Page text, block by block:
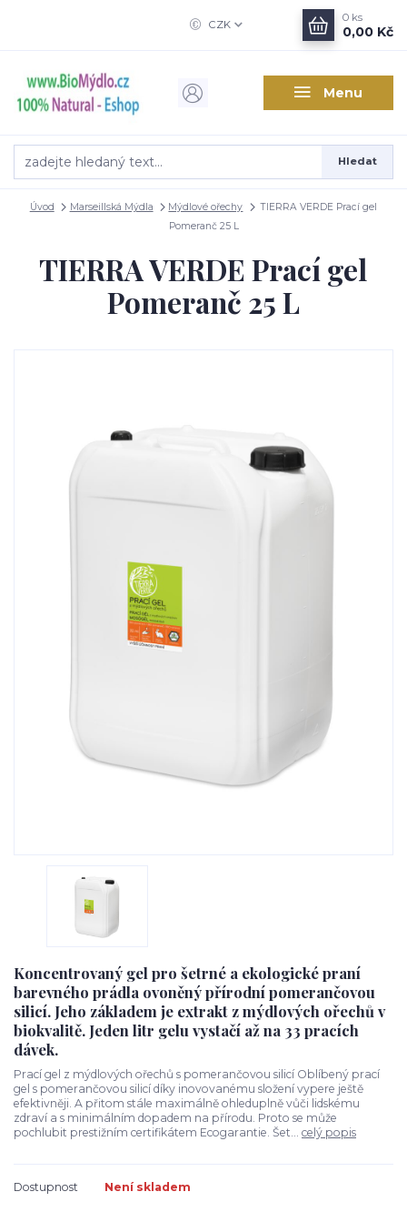
Menu
CZK
Hledat
0 ks
0,00 Kč
Úvod Marseillská Mýdla Mýdlové ořechy
TIERRA VERDE Prací gel
Pomeranč 25 L
TIERRA VERDE Prací gel
Pomeranč 25 L
Koncentrovaný gel pro šetrné a ekologické praní
barevného prádla ovoněný přírodní pomerančovou
silicí. Jeho základem je extrakt z mýdlových ořechů v
biokvalitě. Jeden litr gelu vystačí až na 33 pracích
dávek.
Prací gel z mýdlových ořechů s pomerančovou silicí Oblíbený prací
gel s pomerančovou silicí díky inovovanému složení vypere ještě
efektivněji. A přitom stále maximálně ohleduplně vůči lidskému
zdraví a s minimálním dopadem na přírodu. Proto se může
pochlubit prestižním certifikátem Ecogarantie. Šet... celý popis
Dostupnost Není skladem